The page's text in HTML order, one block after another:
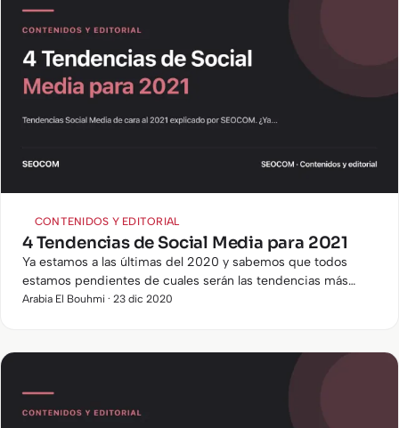
CONTENIDOS Y EDITORIAL
4 Tendencias de Social Media para 2021
Ya estamos a las últimas del 2020 y sabemos que todos
estamos pendientes de cuales serán las tendencias más
importantes en Social Media de cara al 2021. Pues aquí
Arabia El Bouhmi · 23 dic 2020